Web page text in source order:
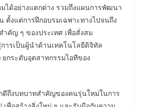
ได้อย่างแตกต่าง รวมถึงแผนการพัฒนา
ตั้งแต่การฝึกอบรมเฉพาะทางไปจนถึง
ำคัญ ๆ ของประเทศ เพื่อสั่งสม
ารเป็นผู้นำด้านเทคโนโลยีดิจิทัล
กระดับอุตสาหกรรมไอทีของ
ดีถึงบทบาทสำคัญของคนรุ่นใหม่ในการ